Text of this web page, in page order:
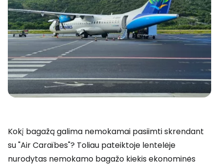
Kokį bagažą galima nemokamai pasiimti skrendant
su "Air Caraïbes"? Toliau pateiktoje lentelėje
nurodytas nemokamo bagažo kiekis ekonominės